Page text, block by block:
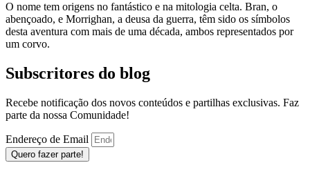
O nome tem origens no fantástico e na mitologia celta. Bran, o
abençoado, e Morrighan, a deusa da guerra, têm sido os símbolos
desta aventura com mais de uma década, ambos representados por
um corvo.
Subscritores do blog
Recebe notificação dos novos conteúdos e partilhas exclusivas. Faz
parte da nossa Comunidade!
Endereço de Email
Quero fazer parte!